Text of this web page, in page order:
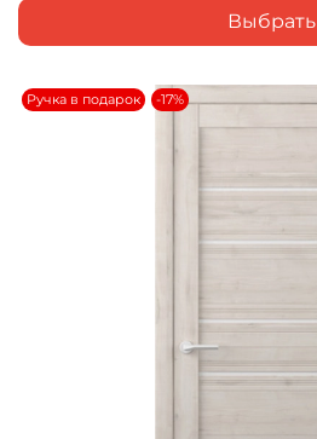
Выбрать
Ручка в подарок -17%